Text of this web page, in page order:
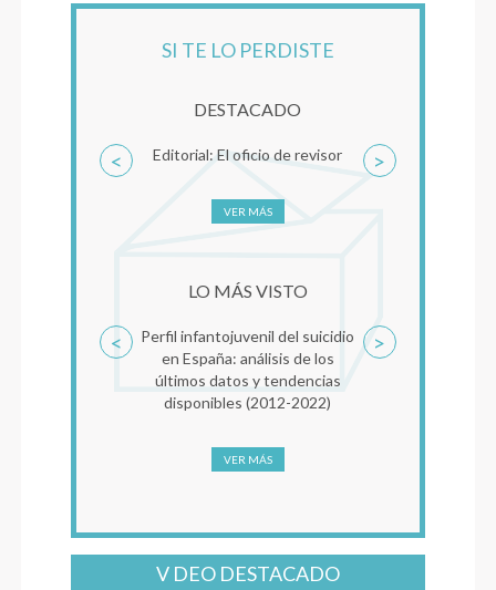
SI TE LO PERDISTE
DESTACADO
Editorial: El oficio de revisor
VER MÁS
< >
LO MÁS VISTO
Perfil infantojuvenil del suicidio
en España: análisis de los
últimos datos y tendencias
disponibles (2012-2022)
VER MÁS
< >
V DEO DESTACADO